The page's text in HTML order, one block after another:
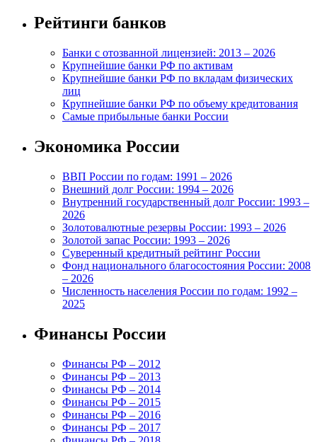
Рейтинги банков
Банки с отозванной лицензией: 2013 – 2026
Крупнейшие банки РФ по активам
Крупнейшие банки РФ по вкладам физических
лиц
Крупнейшие банки РФ по объему кредитования
Самые прибыльные банки России
Экономика России
ВВП России по годам: 1991 – 2026
Внешний долг России: 1994 – 2026
Внутренний государственный долг России: 1993 –
2026
Золотовалютные резервы России: 1993 – 2026
Золотой запас России: 1993 – 2026
Суверенный кредитный рейтинг России
Фонд национального благосостояния России: 2008
– 2026
Численность населения России по годам: 1992 –
2025
Финансы России
Финансы РФ – 2012
Финансы РФ – 2013
Финансы РФ – 2014
Финансы РФ – 2015
Финансы РФ – 2016
Финансы РФ – 2017